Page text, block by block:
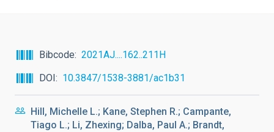
Bibcode
2021AJ....162..211H
DOI
10.3847/1538-3881/ac1b31
Hill, Michelle L.; Kane, Stephen R.; Campante,
Tiago L.; Li, Zhexing; Dalba, Paul A.; Brandt,